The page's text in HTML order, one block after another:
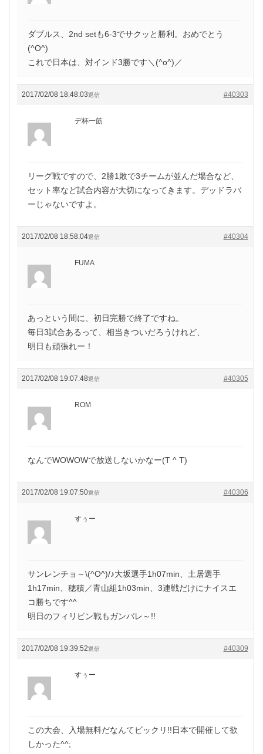
ダブルス、2nd setも6-3でサクッと勝利。おめでとう
(^O^)
これで日本は、対インド3勝です＼(^o^)／
2017/02/08 18:48:03 #40303
返信
デ杯一筋
リーグ戦ですので、2勝1敗で3チームが並んだ場合など、
セット率など試合内容が大切になってきます。デッドラバ
ーじゃないですよ。
2017/02/08 18:58:04 #40304
返信
FUMA
あっという間に、初日完勝で終了ですね。
毎日3試合あるって、相当きついだろうけれど、
明日も頑張れー！
2017/02/08 19:07:48 #40305
返信
ROM
なんでWOWOWで放送しないかなー(T ^ T)
2017/02/08 19:07:50 #40306
返信
すぅー
サンレンチョ～\(^O^)/♪大坂選手1h07min、土居選手
1h17min、穂積／青山組1h03min、3連戦だけにナイスエ
コ勝ちです^^
明日のフィリピン戦もガンバレ～!!
2017/02/08 19:39:52 #40309
返信
すぅー
この大会、入場無料だなんてビックリ!!日本で開催して欲
しかった^^;